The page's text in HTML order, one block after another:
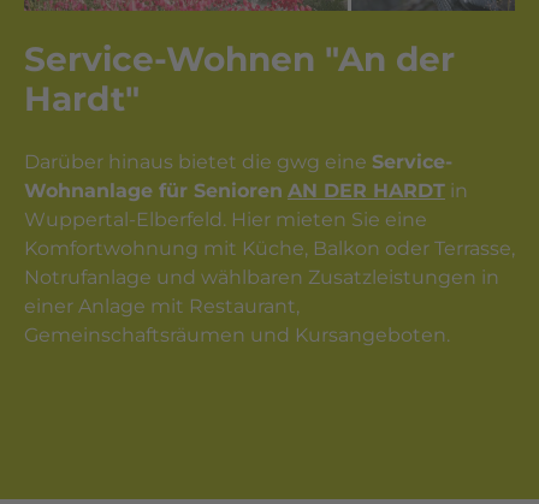
Service-Wohnen "An der
Hardt"
Darüber hinaus bietet die gwg eine Service-
Wohnanlage für Senioren AN DER HARDT in
Wuppertal-Elberfeld. Hier mieten Sie eine
Komfortwohnung mit Küche, Balkon oder Terrasse,
Notrufanlage und wählbaren Zusatzleistungen in
einer Anlage mit Restaurant,
Gemeinschaftsräumen und Kursangeboten.